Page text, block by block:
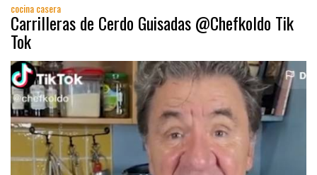
cocina casera
Carrilleras de Cerdo Guisadas @Chefkoldo Tik
Tok